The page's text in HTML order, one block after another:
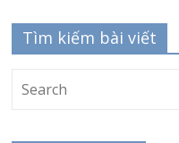
Tìm kiếm bài viết